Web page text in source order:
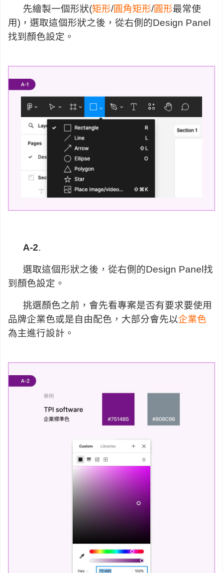
先繪製一個形狀(矩形/圓角矩形/圓形最常使
用)，選取這個形狀之後，從右側的Design Panel
找到顏色設定。
A-2.
選取這個形狀之後，從右側的Design Panel找
到顏色設定。
挑選顏色之前，會先看專案是否有要求要使用
品牌企業色或是自由配色，大部分會先以企業色
為主進行設計。